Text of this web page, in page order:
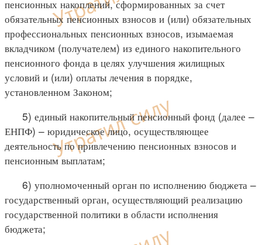
пенсионных накоплений, сформированных за счет
обязательных пенсионных взносов и (или) обязательных
профессиональных пенсионных взносов, изымаемая
вкладчиком (получателем) из единого накопительного
пенсионного фонда в целях улучшения жилищных
условий и (или) оплаты лечения в порядке,
установленном Законом;
5) единый накопительный пенсионный фонд (далее –
ЕНПФ) – юридическое лицо, осуществляющее
деятельность по привлечению пенсионных взносов и
пенсионным выплатам;
6) уполномоченный орган по исполнению бюджета –
государственный орган, осуществляющий реализацию
государственной политики в области исполнения
бюджета;